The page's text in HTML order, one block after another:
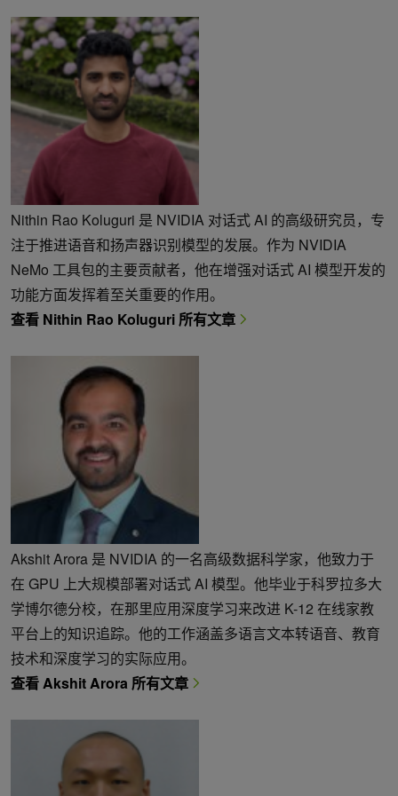
Nithin Rao Koluguri 是 NVIDIA 对话式 AI 的高级研究员，专
注于推进语音和扬声器识别模型的发展。作为 NVIDIA
NeMo 工具包的主要贡献者，他在增强对话式 AI 模型开发的
功能方面发挥着至关重要的作用。
查看 Nithin Rao Koluguri 所有文章
Akshit Arora 是 NVIDIA 的一名高级数据科学家，他致力于
在 GPU 上大规模部署对话式 AI 模型。他毕业于科罗拉多大
学博尔德分校，在那里应用深度学习来改进 K-12 在线家教
平台上的知识追踪。他的工作涵盖多语言文本转语音、教育
技术和深度学习的实际应用。
查看 Akshit Arora 所有文章